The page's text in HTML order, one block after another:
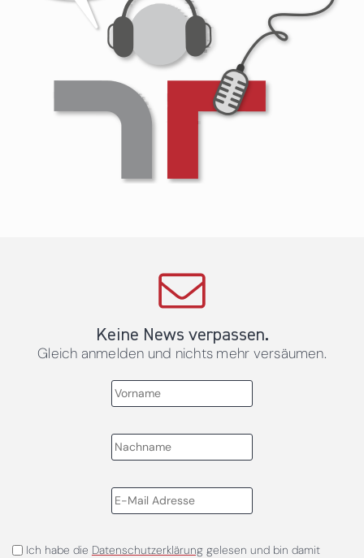
Keine News verpassen.
Gleich anmelden und nichts mehr versäumen.
Ich habe die Datenschutzerklärunggelesen und bin damit